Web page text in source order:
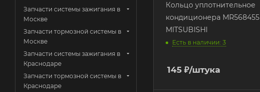
Кольцо уплотнительное
кондиционера MR568455
MITSUBISHI
Есть в наличии: 3
145 ₽/штука
Запчасти системы зажигания в
Москве
Запчасти тормозной системы в
Москве
Запчасти системы зажигания в
Краснодаре
Запчасти тормозной системы в
Краснодаре